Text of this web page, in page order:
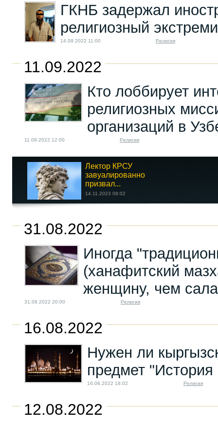
ГКНБ задержал
религиозный
14.09.2022 11:00 Религия
11.09.2022
Кто лоббирует
религиозных
организаций в
11.09.2022 12:00 Религия
Лектор КРСУ
завуалированно
призвал...
14.11.2023 08:02
В Кыргызстане
предположительно
24.04.2025 20:36
31.08.2022
Иногда
(ханафитский
женщину, чем
31.08.2022 20:00 Религия
16.08.2022
Нужен ли
предмет "История
16.08.2022 18:02 Религия
12.08.2022